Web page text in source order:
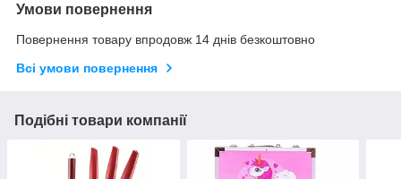
Умови повернення
Повернення товару впродовж 14 днів безкоштовно
Всі умови повернення
Подібні товари компанії